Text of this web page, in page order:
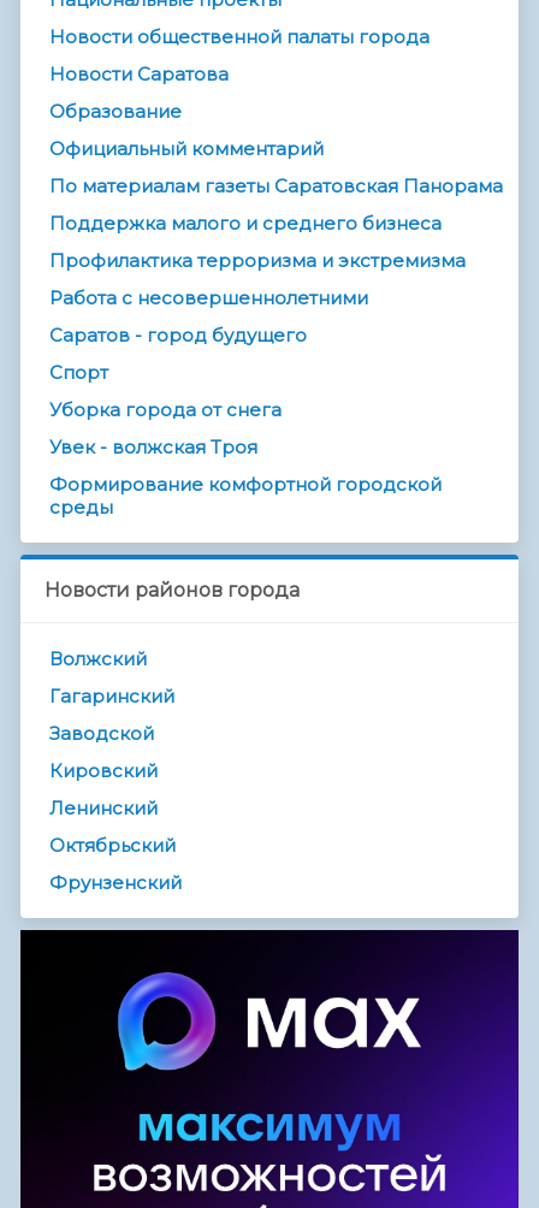
Новости общественной палаты города
Новости Саратова
Образование
Официальный комментарий
По материалам газеты Саратовская Панорама
Поддержка малого и среднего бизнеса
Профилактика терроризма и экстремизма
Работа с несовершеннолетними
Саратов - город будущего
Спорт
Уборка города от снега
Увек - волжская Троя
Формирование комфортной городской
среды
Новости районов города
Волжский
Гагаринский
Заводской
Кировский
Ленинский
Октябрьский
Фрунзенский